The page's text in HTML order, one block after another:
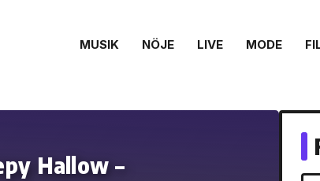
MUSIK NÖJE LIVE MODE
Hallow –